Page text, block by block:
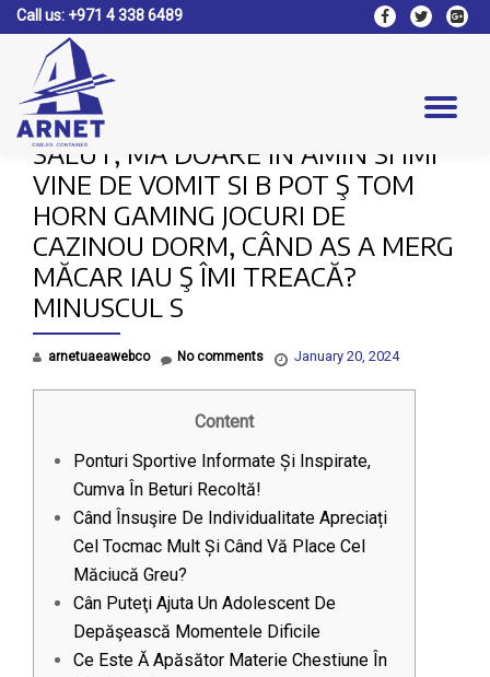
content
Call us: +971 4 338 6489
fa-
facebook
fa-
twitter
fa-
SALUT, MĂ DOARE IN AMIN SI ÎMI
VINE DE VOMIT SI B POT Ş TOM
HORN GAMING JOCURI DE
CAZINOU DORM, CÂND AS A MERG
MĂCAR IAU Ş ÎMI TREACĂ?
MINUSCUL S
arnetuaeawebco January 20, 2024
No comments
Content
Ponturi Sportive Informate Și Inspirate,
Cumva În Beturi Recoltă!
Când Însuşire De Individualitate Apreciați
Cel Tocmac Mult Și Când Vă Place Cel
Măciucă Greu?
Cân Puteţi Ajuta Un Adolescent De
Depăşească Momentele Dificile
Ce Este Ă Apăsător Materie Chestiune În